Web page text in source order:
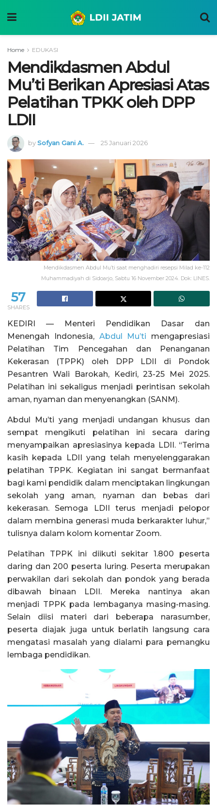
Home EDUKASI
Mendikdasmen Abdul
Mu’ti Berikan Apresiasi Atas
Pelatihan TPKK oleh DPP
LDII
bySofyan Gani A. 25 Januari 2026
Mendikdasmen Abdul Mu’ti saat menghadiri resepsi Milad ke-112
Muhammadiyah di Sidoarjo, Sabtu 16 November 2024. Dok: LINES.
57
SHARES
KEDIRI — Menteri Pendidikan Dasar dan
Menengah Indonesia, Abdul Mu’ti mengapresiasi
Pelatihan Tim Pencegahan dan Penanganan
Kekerasan (TPPK) oleh DPP LDII di Pondok
Pesantren Wali Barokah, Kediri, 23-25 Mei 2025.
Pelatihan ini sekaligus menjadi perintisan sekolah
aman, nyaman dan menyenangkan (SANM).
Abdul Mu’ti yang menjadi undangan khusus dan
sempat mengikuti pelatihan ini secara daring
menyampaikan apresiasinya kepada LDII. “Terima
kasih kepada LDII yang telah menyelenggarakan
pelatihan TPPK. Kegiatan ini sangat bermanfaat
bagi kami pendidik dalam menciptakan lingkungan
sekolah yang aman, nyaman dan bebas dari
kekerasan. Semoga LDII terus menjadi pelopor
dalam membina generasi muda berkarakter luhur,”
tulisnya dalam kolom komentar Zoom.
Pelatihan TPPK ini diikuti sekitar 1.800 peserta
daring dan 200 peserta luring. Peserta merupakan
perwakilan dari sekolah dan pondok yang berada
dibawah binaan LDII. Mereka nantinya akan
menjadi TPPK pada lembaganya masing-masing.
Selain diisi materi dari beberapa narasumber,
peserta diajak juga untuk berlatih langsung cara
mengatasi masalah yang dialami para pemangku
lembaga pendidikan.